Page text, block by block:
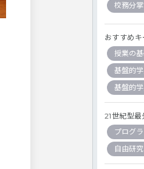
校務分掌
おすすめキ
授業の
基盤的
基盤的
21世紀型
プログ
自由研